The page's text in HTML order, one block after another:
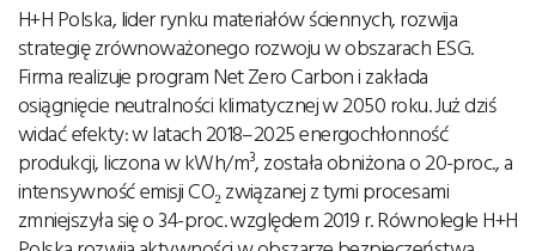
H+H Polska, lider rynku materiałów ściennych, rozwija
strategię zrównoważonego rozwoju w obszarach ESG.
Firma realizuje program Net Zero Carbon i zakłada
osiągnięcie neutralności klimatycznej w 2050 roku. Już dziś
widać efekty: w latach 2018–2025 energochłonność
produkcji, liczona w kWh/m³, została obniżona o 20-proc., a
intensywność emisji CO₂ związanej z tymi procesami
zmniejszyła się o 34-proc. względem 2019 r. Równolegle H+H